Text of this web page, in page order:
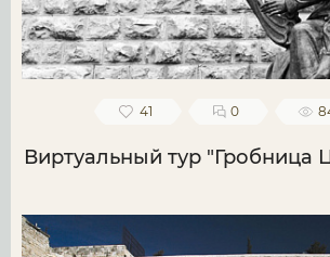
41 0
Виртуальный тур "Гробница